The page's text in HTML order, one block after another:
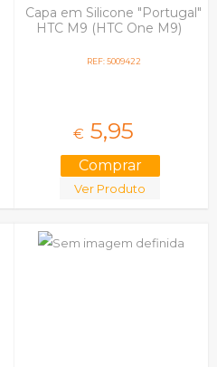
Capa em Silicone "Portugal"
HTC M9 (HTC One M9)
REF: 5009422
€ 5,95
Ver Produto